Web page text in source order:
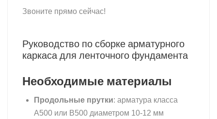
Звоните прямо сейчас!
Руководство по сборке арматурного
каркаса для ленточного фундамента
Необходимые материалы
Продольные прутки: арматура класса
А500 или В500 диаметром 10-12 мм